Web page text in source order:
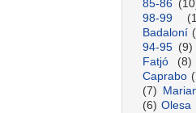
85-86
98-99
Badaloní
94-95 (9)
Fatjó
(8)
Caprabo
(7)
(6) Olesa